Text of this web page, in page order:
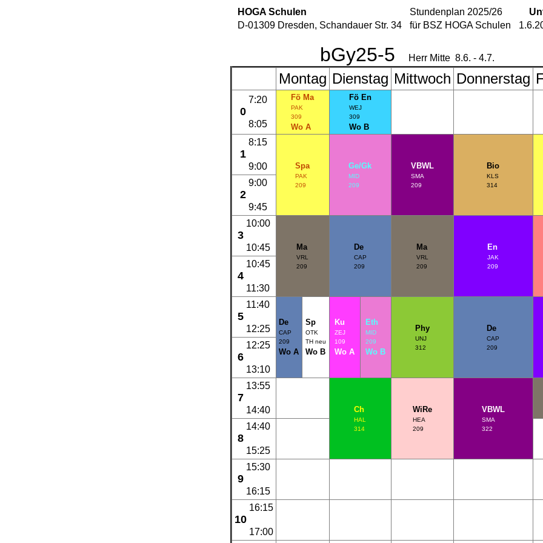
HOGA Schulen Stundenplan 2025/26
D-01309 Dresden, Schandauer Str. 34
für BSZ HOGA Schulen
bGy25-5 Herr Mitte 8.6. - 4.7.
Montag Dienstag Mittwoch Donnerstag
0
7:20
8:05
Fö Ma
PAK
309
Wo A
Fö En
WEJ
309
Wo B
1
8:15
9:00 Spa
PAK
209
Ge/Gk
MID
209
VBWL
SMA
209
Bio
KLS
314
2
9:00
9:45
3
10:00
10:45 Ma
VRL
209
De
CAP
209
Ma
VRL
209
En
JAK
209
4
10:45
11:30
5
11:40
12:25
De
CAP
209
Wo A
Sp
OTK
TH neu
Wo B
Ku
ZEJ
109
Wo A
Eth
MID
209
Wo B
Phy
UNJ
312
De
CAP
209
6
12:25
13:10
7
13:55
14:40 Ch
HAL
314
WiRe
HEA
209
VBWL
SMA
322
8
14:40
15:25
9
15:30
16:15
10
16:15
17:00